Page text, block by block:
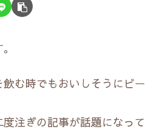
む時でもおいしそうにビー
注ぎの記事が話題になって